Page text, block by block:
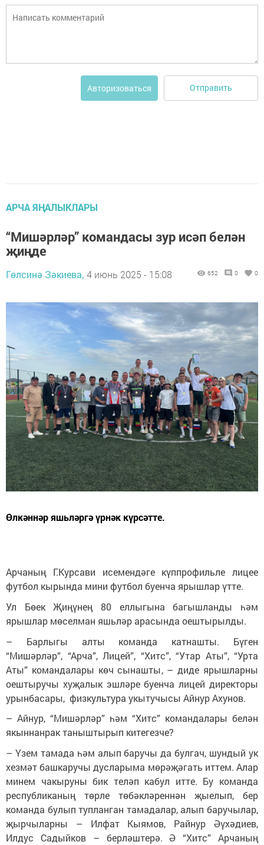
Авторизоваться Отправить
АРЧА ЯҢАЛЫКЛАРЫ
“Мишәрләр” командасы зур исәп белән
җиңде
Гөлсинә Зәкиева, 4 июнь 2025 - 15:08 652 0 0
Өлкәннәр яшьләргә үрнәк күрсәтте.
Арчаның Г.Курсави исемендәге күппрофильле лицее
футбол кырында мини футбол буенча ярышлар үтте.
Ул Бөек Җиңүнең 80 еллыгына багышланды һәм
ярышлар мөселман яшьләр арасында оештырылды.
– Барлыгы алты команда катнашты. Бүген
“Мишәрләр”, “Арча”, Лицей”, “Хитс”, “Утар Аты”, “Урта
Аты” командалары көч сынашты, – диде ярышларны
оештыручы хуҗалык эшләре буенча лицей директоры
урынбасары, физкультура укытучысы Айнур Ахунов.
– Айнур, “Мишәрләр” һәм “Хитс” командалары белән
якыннанрак таныштырып китегезче?
– Үзем тамада һәм алып баручы да булгач, шундый ук
хезмәт башкаручы дусларыма мөрәҗәгать иттем. Алар
минем чакыруны бик теләп кабул итте. Бу команда
республиканың төрле төбәкләреннән җыелып, бер
команда булып тупланган тамадалар, алып баручылар,
җырчыларны – Илфат Кыямов, Райнур Әүхәдиев,
Илдус Садыйков –
берләштерә. Ә “Хитс” Арчаның